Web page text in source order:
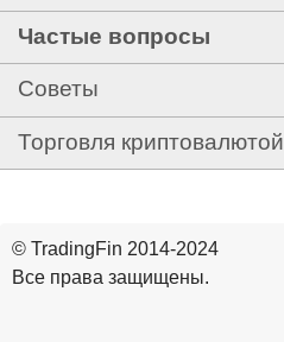
Частые вопросы
Советы
Торговля криптовалютой
© TradingFin 2014-2024
Все права защищены.